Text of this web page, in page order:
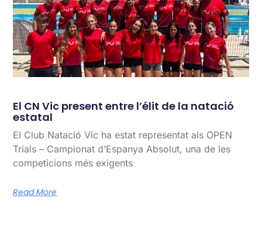
El CN Vic present entre l’élit de la natació
estatal
El Club Natació Vic ha estat representat als OPEN
Trials – Campionat d’Espanya Absolut, una de les
competicions més exigents
Read More